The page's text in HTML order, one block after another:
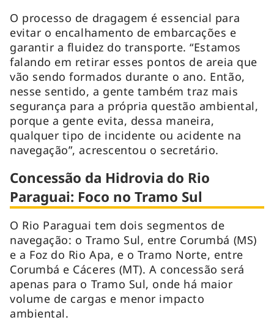
O processo de dragagem é essencial para
evitar o encalhamento de embarcações e
garantir a fluidez do transporte. “Estamos
falando em retirar esses pontos de areia que
vão sendo formados durante o ano. Então,
nesse sentido, a gente também traz mais
segurança para a própria questão ambiental,
porque a gente evita, dessa maneira,
qualquer tipo de incidente ou acidente na
navegação”, acrescentou o secretário.
Concessão da Hidrovia do Rio
Paraguai: Foco no Tramo Sul
O Rio Paraguai tem dois segmentos de
navegação: o Tramo Sul, entre Corumbá (MS)
e a Foz do Rio Apa, e o Tramo Norte, entre
Corumbá e Cáceres (MT). A concessão será
apenas para o Tramo Sul, onde há maior
volume de cargas e menor impacto
ambiental.